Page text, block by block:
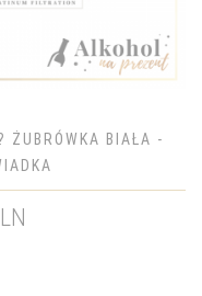
ŻUBRÓWKA BIAŁA -